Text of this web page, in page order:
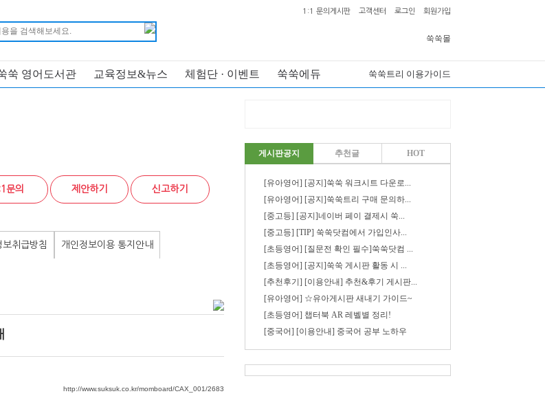
1:1 문의게시판 고객센터 로그인 회원가입
쑥쑥몰
쑥 영어도서관 교육정보&뉴스 체험단 · 이벤트 쑥쑥에듀 쑥쑥트리 이용가이드
문의 제안하기 신고하기
보취급방침 개인정보이용 통지안내
http://www.suksuk.co.kr/momboard/CAX_001/2683
게시판공지 추천글 HOT
[유아영어] [공지]쑥쑥 워크시트 다운로...
[유아영어] [공지]쑥쑥트리 구매 문의하...
[중고등] [공지]네이버 페이 결제시 쑥...
[중고등] [TIP] 쑥쑥닷컴에서 가입인사...
[초등영어] [질문전 확인 필수]쑥쑥닷컴 ...
[초등영어] [공지]쑥쑥 게시판 활동 시 ...
[추천후기] [이용안내] 추천&후기 게시판...
[유아영어] ☆유아게시판 새내기 가이드~
[초등영어] 챕터북 AR 레벨별 정리!
[중국어] [이용안내] 중국어 공부 노하우